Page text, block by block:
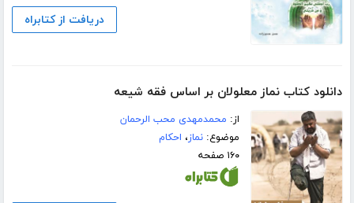
دریافت از کتابراه
دانلود کتاب نماز معلولان بر اساس فقه شیعه
از: محمدمهدی محب الرحمان
موضوع:نماز، احکام
۱۶۰ صفحه